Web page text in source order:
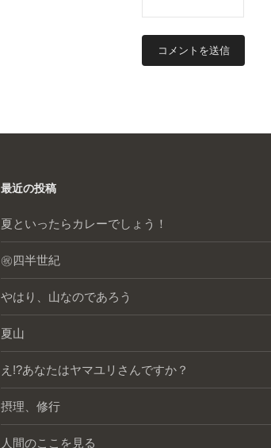
最近の投稿
夏といったらカレーでしょう！
㊗️四半世紀
やはり、山なのであろう
夏山
え!?あなたはヤマユリさんですか？
摂理、修行
人間のここを見る